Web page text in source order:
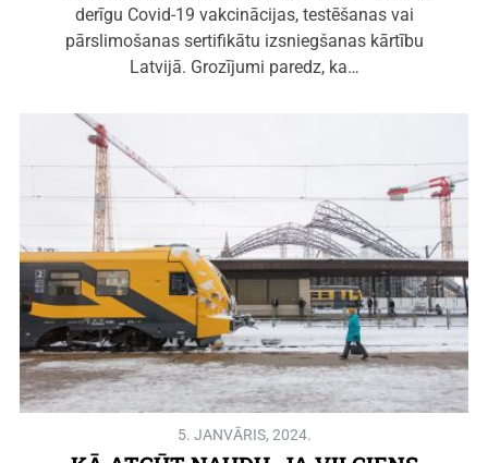
derīgu Covid-19 vakcinācijas, testēšanas vai
pārslimošanas sertifikātu izsniegšanas kārtību
Latvijā. Grozījumi paredz, ka…
5. JANVĀRIS, 2024.